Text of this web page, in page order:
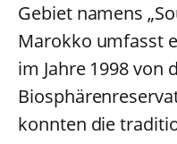
Gebiet namens
Marokko umfasst
im Jahre 1998 von
konnten die